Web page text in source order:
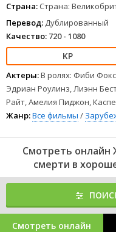
Страна: Страна:
Перевод: Дублированный
Качество: 720 - 1080
Актеры:В ролях: Фиби
Эдриан Роулинз, Лиэнн
Райт, Амелия Пиджон,
Жанр:Все фильмы /
Смотреть онлайн
смерти в
Смотреть онлайн